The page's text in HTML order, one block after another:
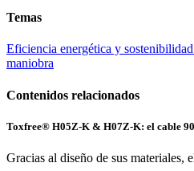
Temas
Eficiencia energética y sostenibilidad
maniobra
Contenidos relacionados
Toxfree® H05Z-K & H07Z-K: el cable
Gracias al diseño de sus